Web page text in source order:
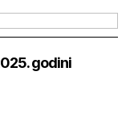
godini